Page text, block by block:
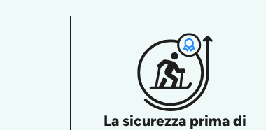
La sicurezza prima di